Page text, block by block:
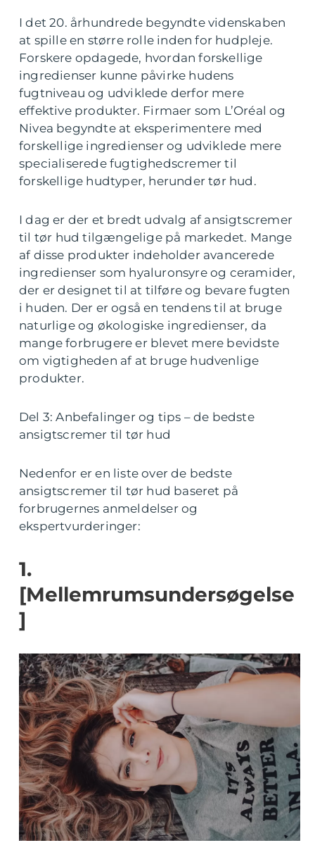
I det 20. århundrede begyndte videnskaben
at spille en større rolle inden for hudpleje.
Forskere opdagede, hvordan forskellige
ingredienser kunne påvirke hudens
fugtniveau og udviklede derfor mere
effektive produkter. Firmaer som L’Oréal og
Nivea begyndte at eksperimentere med
forskellige ingredienser og udviklede mere
specialiserede fugtighedscremer til
forskellige hudtyper, herunder tør hud.
I dag er der et bredt udvalg af ansigtscremer
til tør hud tilgængelige på markedet. Mange
af disse produkter indeholder avancerede
ingredienser som hyaluronsyre og ceramider,
der er designet til at tilføre og bevare fugten
i huden. Der er også en tendens til at bruge
naturlige og økologiske ingredienser, da
mange forbrugere er blevet mere bevidste
om vigtigheden af at bruge hudvenlige
produkter.
Del 3: Anbefalinger og tips – de bedste
ansigtscremer til tør hud
Nedenfor er en liste over de bedste
ansigtscremer til tør hud baseret på
forbrugernes anmeldelser og
ekspertvurderinger:
1.
[Mellemrumsundersøgelse
]